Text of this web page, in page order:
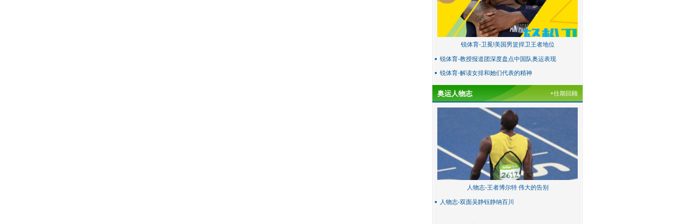
锐体育-卫冕!美国男篮捍卫王者地位
锐体育-教授报道团深度盘点中国队奥运表现
锐体育-解读女排和她们代表的精神
奥运人物志 +往期回顾
人物志-王者博尔特 伟大的告别
人物志-双面吴静钰静纳百川